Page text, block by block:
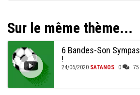
Sur le même thème...
6 Bandes-Son
!
24/06/2020 SATANOS 0 75